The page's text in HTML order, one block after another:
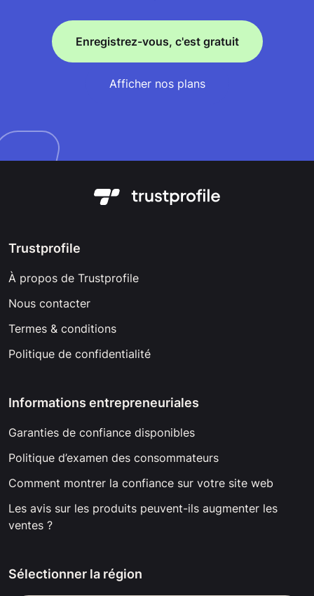
Enregistrez-vous, c'est gratuit
Afficher nos plans
Trustprofile
À propos de Trustprofile
Nous contacter
Termes & conditions
Politique de confidentialité
Informations entrepreneuriales
Garanties de confiance disponibles
Politique d’examen des consommateurs
Comment montrer la confiance sur votre site web
Les avis sur les produits peuvent-ils augmenter les
ventes ?
Sélectionner la région